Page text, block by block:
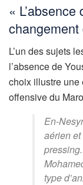
«
L’un des sujets
l’absence de
choix illustre
offensive du
En-
aérien
type